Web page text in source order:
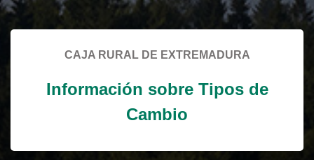
CAJA RURAL DE EXTREMADURA
Información sobre Tipos de
Cambio